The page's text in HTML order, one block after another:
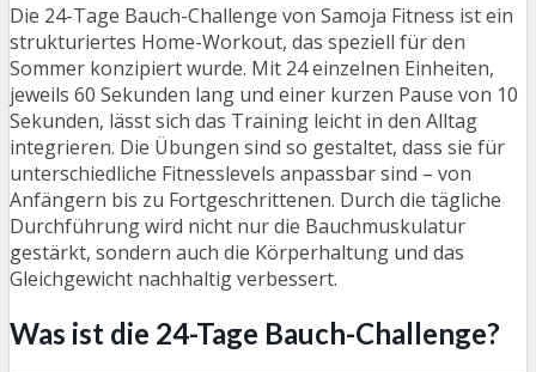
Die 24-Tage Bauch-Challenge von Samoja Fitness ist ein
strukturiertes Home-Workout, das speziell für den
Sommer konzipiert wurde. Mit 24 einzelnen Einheiten,
jeweils 60 Sekunden lang und einer kurzen Pause von 10
Sekunden, lässt sich das Training leicht in den Alltag
integrieren. Die Übungen sind so gestaltet, dass sie für
unterschiedliche Fitnesslevels anpassbar sind – von
Anfängern bis zu Fortgeschrittenen. Durch die tägliche
Durchführung wird nicht nur die Bauchmuskulatur
gestärkt, sondern auch die Körperhaltung und das
Gleichgewicht nachhaltig verbessert.
Was ist die 24-Tage Bauch-Challenge?